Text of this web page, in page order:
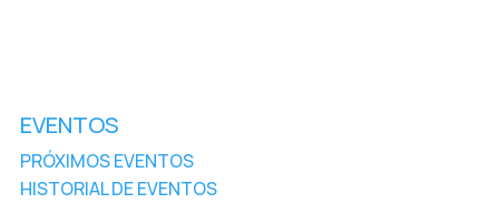
EVENTOS
PRÓXIMOS EVENTOS
HISTORIAL DE EVENTOS